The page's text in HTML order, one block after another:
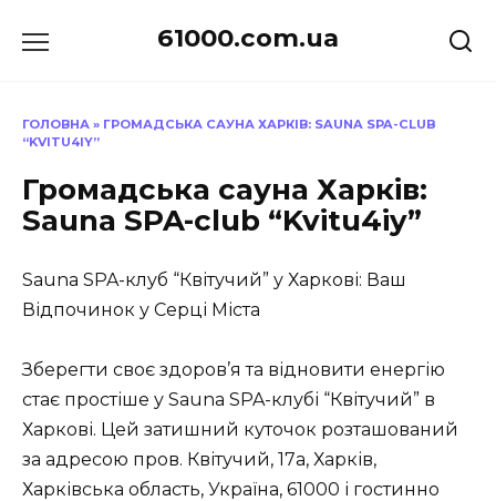
до
61000.com.ua
ГОЛОВНА » ГРОМАДСЬКА САУНА ХАРКІВ: SAUNA SPA-CLUB
“KVITU4IY”
Громадська сауна Харків:
Sauna SPA-club “Kvitu4iy”
Sauna SPA-клуб “Квітучий” у Харкові: Ваш
Відпочинок у Серці Міста
Зберегти своє здоров’я та відновити енергію
стає простіше у Sauna SPA-клубі “Квітучий” в
Харкові. Цей затишний куточок розташований
за адресою пров. Квітучий, 17а, Харків,
Харківська область, Україна, 61000 і гостинно